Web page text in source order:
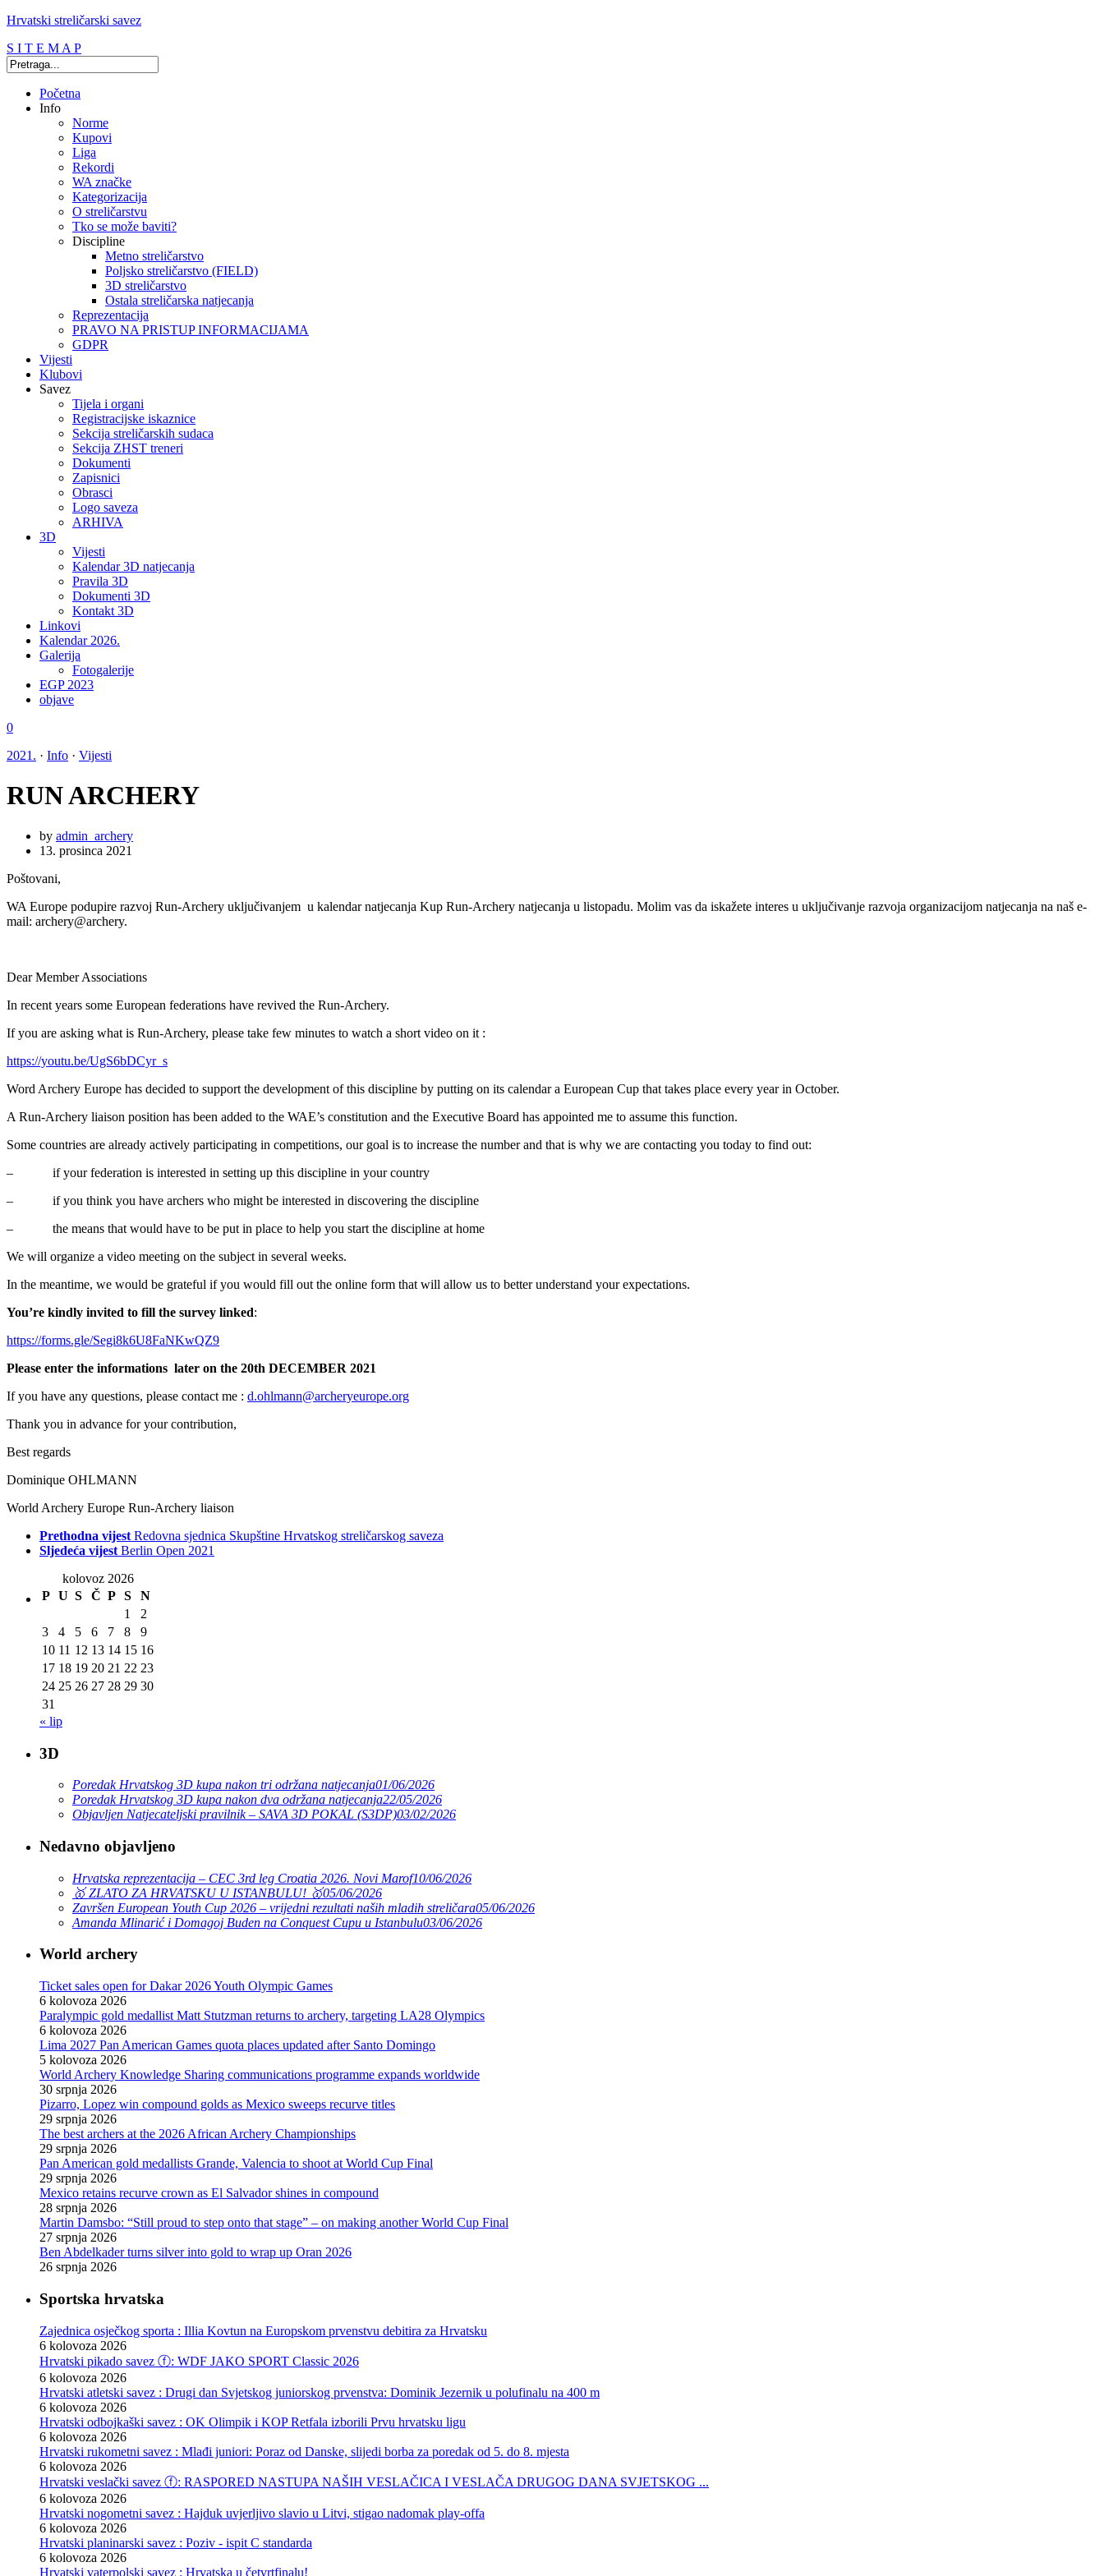
Hrvatski streličarski savez
S I T E M A P
Početna
Info
Norme
Kupovi
Liga
Rekordi
WA značke
Kategorizacija
O streličarstvu
Tko se može baviti?
Discipline
Metno streličarstvo
Poljsko streličarstvo (FIELD)
3D streličarstvo
Ostala streličarska natjecanja
Reprezentacija
PRAVO NA PRISTUP INFORMACIJAMA
GDPR
Vijesti
Klubovi
Savez
Tijela i organi
Registracijske iskaznice
Sekcija streličarskih sudaca
Sekcija ZHST treneri
Dokumenti
Zapisnici
Obrasci
Logo saveza
ARHIVA
3D
Vijesti
Kalendar 3D natjecanja
Pravila 3D
Dokumenti 3D
Kontakt 3D
Linkovi
Kalendar 2026.
Galerija
Fotogalerije
EGP 2023
objave
0
2021. · Info · Vijesti
RUN ARCHERY
by admin_archery
13. prosinca 2021
Poštovani,
WA Europe podupire razvoj Run-Archery uključivanjem u kalendar natjecanja Kup Run-Archery natjecanja u listopadu. Molim vas da iskažete interes u uključivanje razvoja organizacijom natjecanja na naš e-
mail: archery@archery.
Dear Member Associations
In recent years some European federations have revived the Run-Archery.
If you are asking what is Run-Archery, please take few minutes to watch a short video on it :
https://youtu.be/UgS6bDCyr_s
Word Archery Europe has decided to support the development of this discipline by putting on its calendar a European Cup that takes place every year in October.
A Run-Archery liaison position has been added to the WAE’s constitution and the Executive Board has appointed me to assume this function.
Some countries are already actively participating in competitions, our goal is to increase the number and that is why we are contacting you today to find out:
– if your federation is interested in setting up this discipline in your country
– if you think you have archers who might be interested in discovering the discipline
– the means that would have to be put in place to help you start the discipline at home
We will organize a video meeting on the subject in several weeks.
In the meantime, we would be grateful if you would fill out the online form that will allow us to better understand your expectations.
You’re kindly invited to fill the survey linked:
https://forms.gle/Segi8k6U8FaNKwQZ9
Please enter the informations later on the 20th DECEMBER 2021
If you have any questions, please contact me : d.ohlmann@archeryeurope.org
Thank you in advance for your contribution,
Best regards
Dominique OHLMANN
World Archery Europe Run-Archery liaison
Prethodna vijest Redovna sjednica Skupštine Hrvatskog streličarskog saveza
Sljedeća vijest Berlin Open 2021
kolovoz 2026
P U S Č P S
N
1
2
3
4 5 6 7 8
9
10 11 12 13 14 15 16
17 18 19 20 21 22 23
24 25 26 27 28 29 30
31
« lip
3D
Poredak Hrvatskog 3D kupa nakon tri održana natjecanja01/06/2026
Poredak Hrvatskog 3D kupa nakon dva održana natjecanja22/05/2026
Objavljen Natjecateljski pravilnik – SAVA 3D POKAL (S3DP)03/02/2026
Nedavno objavljeno
Hrvatska reprezentacija – CEC 3rd leg Croatia 2026. Novi Marof10/06/2026
🥇 ZLATO ZA HRVATSKU U ISTANBULU! 🥇05/06/2026
Završen European Youth Cup 2026 – vrijedni rezultati naših mladih streličara05/06/2026
Amanda Mlinarić i Domagoj Buden na Conquest Cupu u Istanbulu03/06/2026
World archery
Ticket sales open for Dakar 2026 Youth Olympic Games
6 kolovoza 2026
Paralympic gold medallist Matt Stutzman returns to archery, targeting LA28 Olympics
6 kolovoza 2026
Lima 2027 Pan American Games quota places updated after Santo Domingo
5 kolovoza 2026
World Archery Knowledge Sharing communications programme expands worldwide
30 srpnja 2026
Pizarro, Lopez win compound golds as Mexico sweeps recurve titles
29 srpnja 2026
The best archers at the 2026 African Archery Championships
29 srpnja 2026
Pan American gold medallists Grande, Valencia to shoot at World Cup Final
29 srpnja 2026
Mexico retains recurve crown as El Salvador shines in compound
28 srpnja 2026
Martin Damsbo: “Still proud to step onto that stage” – on making another World Cup Final
27 srpnja 2026
Ben Abdelkader turns silver into gold to wrap up Oran 2026
26 srpnja 2026
Sportska hrvatska
Zajednica osječkog sporta : Illia Kovtun na Europskom prvenstvu debitira za Hrvatsku
6 kolovoza 2026
Hrvatski pikado savez ⓕ: WDF JAKO SPORT Classic 2026
6 kolovoza 2026
Hrvatski atletski savez : Drugi dan Svjetskog juniorskog prvenstva: Dominik Jezernik u polufinalu na 400 m
6 kolovoza 2026
Hrvatski odbojkaški savez : OK Olimpik i KOP Retfala izborili Prvu hrvatsku ligu
6 kolovoza 2026
Hrvatski rukometni savez : Mlađi juniori: Poraz od Danske, slijedi borba za poredak od 5. do 8. mjesta
6 kolovoza 2026
Hrvatski veslački savez ⓕ: RASPORED NASTUPA NAŠIH VESLAČICA I VESLAČA DRUGOG DANA SVJETSKOG ...
6 kolovoza 2026
Hrvatski nogometni savez : Hajduk uvjerljivo slavio u Litvi, stigao nadomak play-offa
6 kolovoza 2026
Hrvatski planinarski savez : Poziv - ispit C standarda
6 kolovoza 2026
Hrvatski vaterpolski savez : Hrvatska u četvrtfinalu!